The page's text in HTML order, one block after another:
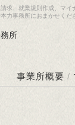
求、就業規則作成、マ
力事務所におまかせくだ
事業所概要 /